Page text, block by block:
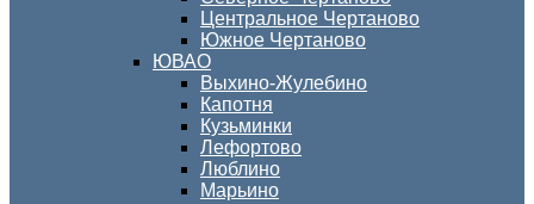
Центральное Чертаново
Южное Чертаново
ЮВАО
Выхино-Жулебино
Капотня
Кузьминки
Лефортово
Люблино
Марьино